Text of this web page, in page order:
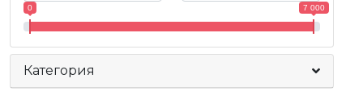
0 7 000
Категория